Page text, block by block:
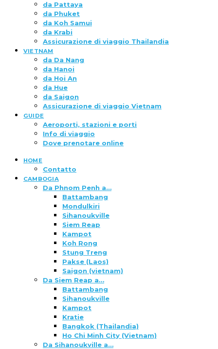
da Pattaya
da Phuket
da Koh Samui
da Krabi
Assicurazione di viaggio Thailandia
VIETNAM
da Da Nang
da Hanoi
da Hoi An
da Hue
da Saigon
Assicurazione di viaggio Vietnam
GUIDE
Aeroporti, stazioni e porti
Info di viaggio
Dove prenotare online
HOME
Contatto
CAMBOGIA
Da Phnom Penh a…
Battambang
Mondulkiri
Sihanoukville
Siem Reap
Kampot
Koh Rong
Stung Treng
Pakse (Laos)
Saigon (vietnam)
Da Siem Reap a…
Battambang
Sihanoukville
Kampot
Kratie
Bangkok (Thailandia)
Ho Chi Minh City (Vietnam)
Da Sihanoukville a…